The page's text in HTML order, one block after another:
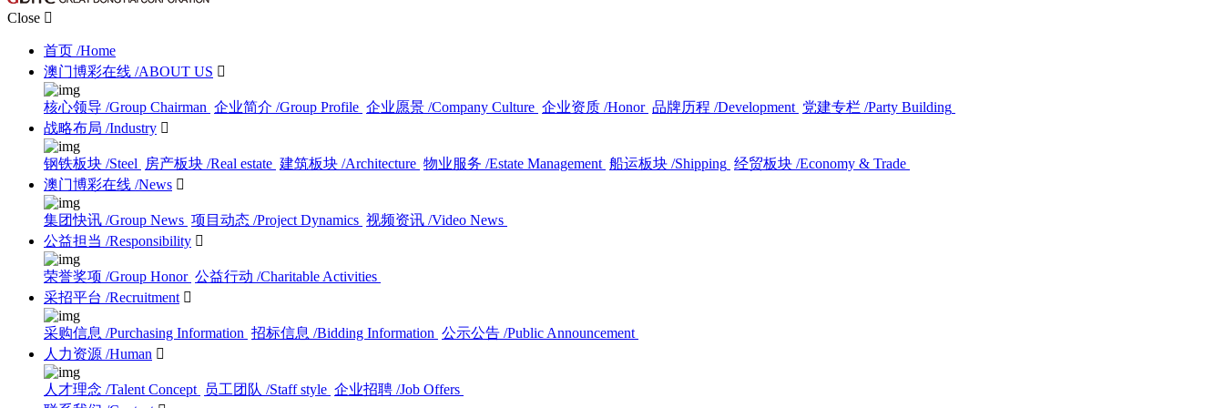
Close 
首页 /Home
澳门博彩在线 /ABOUT US 
核心领导 /Group Chairman 企业简介 /Group Profile 企业愿景 /Company Culture 企业资质 /Honor 品牌历程 /Development 党建专栏 /Party Building
战略布局 /Industry 
钢铁板块 /Steel 房产板块 /Real estate 建筑板块 /Architecture 物业服务 /Estate Management 船运板块 /Shipping 经贸板块 /Economy & Trade
澳门博彩在线 /News 
集团快讯 /Group News 项目动态 /Project Dynamics 视频资讯 /Video News
公益担当 /Responsibility 
荣誉奖项 /Group Honor 公益行动 /Charitable Activities
采招平台 /Recruitment 
采购信息 /Purchasing Information 招标信息 /Bidding Information 公示公告 /Public Announcement
人力资源 /Human 
人才理念 /Talent Concept 员工团队 /Staff style 企业招聘 /Job Offers